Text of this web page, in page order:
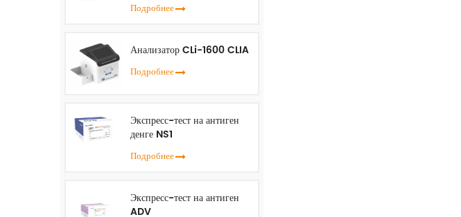
Подробнее
Анализатор CLi-1600 CLIA
Подробнее
Экспресс-тест на антиген
денге NS1
Подробнее
Экспресс-тест на антиген
ADV